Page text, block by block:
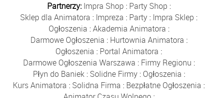
Partnerzy: Impra Shop : Party Shop :
Sklep dla Animatora : Impreza : Party : Impra Sklep :
Ogłoszenia :Akademia Animatora :
Darmowe Ogłoszenia : Hurtownia Animatora :
Ogłoszenia : Portal Animatora :
Darmowe Ogłoszenia Warszawa : Firmy Regionu :
Płyn do Baniek: Solidne Firmy: Ogłoszenia :
Kurs Animatora : Solidna Firma : Bezpłatne Ogłoszenia :